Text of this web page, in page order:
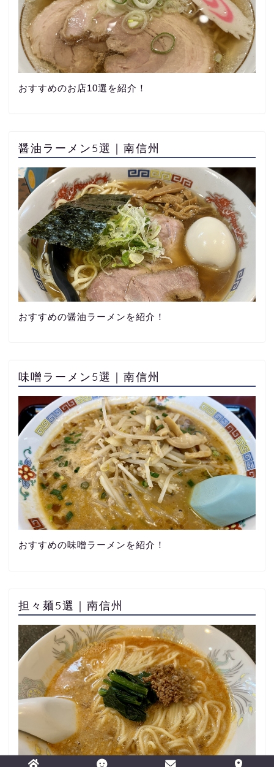
おすすめのお店10選を紹介！
醤油ラーメン5選｜南信州
おすすめの醤油ラーメンを紹介！
味噌ラーメン5選｜南信州
おすすめの味噌ラーメンを紹介！
担々麺5選｜南信州